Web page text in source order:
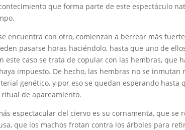
que forma parte de este espectáculo
encuentra con otro, comienzan a berrear más
pasarse horas haciéndolo, hasta que uno de
este caso se trata de copular con las hembras, que
impuesto. De hecho, las hembras no se
genético, y por eso se quedan esperando hasta
de apareamiento.
espectacular del ciervo es su cornamenta, que se
que los machos frotan contra los árboles para